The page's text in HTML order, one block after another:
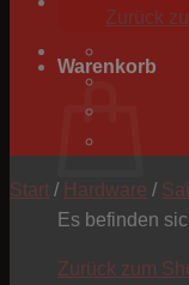
Zurück
Warenkorb
Es befinden
Zurück zum
Start / Hardware /